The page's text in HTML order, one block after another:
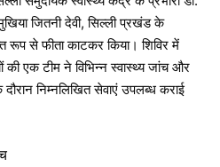
जितनी देवी, सिल्ली प्रखंड के
से फीता काटकर किया। शिविर में
की एक टीम ने विभिन्न स्वास्थ्य जांच और
दौरान निम्नलिखित सेवाएं उपलब्ध कराई